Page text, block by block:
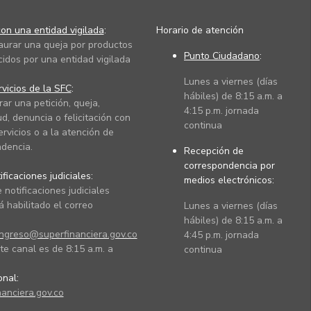
una entidad vigilada:
una queja por productos
por una entidad vigilada
de la SFC:
una petición, queja,
denuncia o felicitación con
o a la atención de
judiciales:
notificaciones judiciales
habilitado el correo
canal es de 8:15 a.m. a
Horario de atención
Punto Ciudadano:
Lunes a viernes (días
hábiles) de 8:15 a.m. a
4:15 p.m. jornada
continua
Recepción de
correspondencia por
medios electrónicos:
Lunes a viernes (días
hábiles) de 8:15 a.m. a
4:45 p.m. jornada
continua